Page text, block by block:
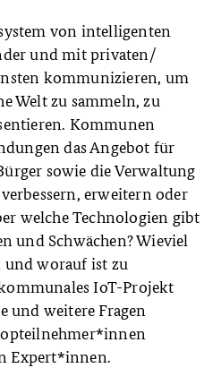
von intelligenten
und mit privaten/
kommunizieren, um
Welt zu sammeln, zu
Kommunen
das Angebot für
sowie die Verwaltung
erweitern oder
welche Technologien gibt
und Schwächen? Wieviel
worauf ist zu
IoT-Projekt
und weitere Fragen
Expert*innen.